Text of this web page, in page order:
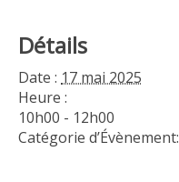
Détails
Date : 17 mai 2025
Heure :
10h00 - 12h00
Catégorie d’Évènement: